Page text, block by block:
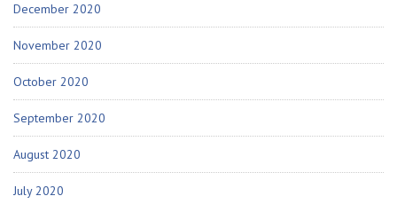
December 2020
November 2020
October 2020
September 2020
August 2020
July 2020